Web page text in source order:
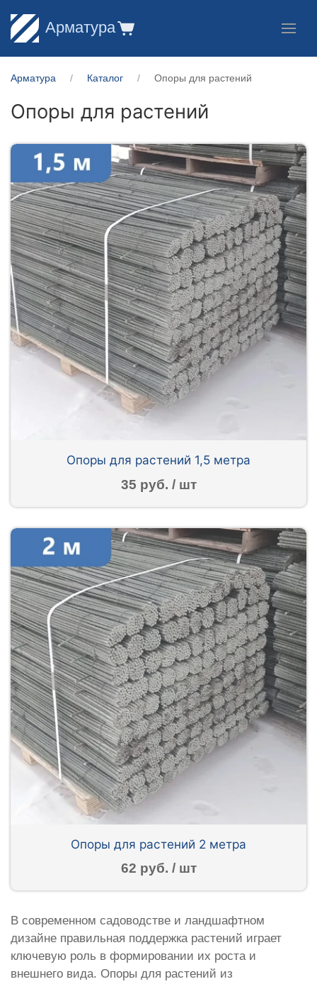
Арматура
Арматура Каталог Опоры для растений
Опоры для растений
Опоры для растений 1,5 метра
35 руб. / шт
Опоры для растений 2 метра
62 руб. / шт
В современном садоводстве и ландшафтном
дизайне правильная поддержка растений играет
ключевую роль в формировании их роста и
внешнего вида. Опоры для растений из